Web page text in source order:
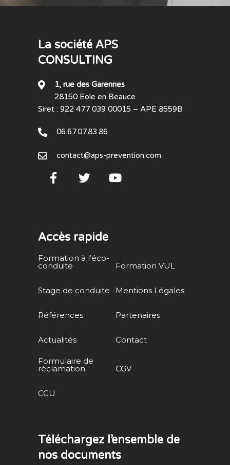
La société APS
CONSULTING
1, rue des Garennes
28150 Eole en Beauce
Siret : 922 477 039 00015 – APE 8559B
06.67.07.83.86
contact@aps-prevention.com
Accès rapide
Formation à l’éco-
conduite Formation VUL
Stage de conduite Mentions Légales
Références Partenaires
Actualités Contact
Formulaire de
réclamation CGV
CGU
Téléchargez l’ensemble de
nos documents